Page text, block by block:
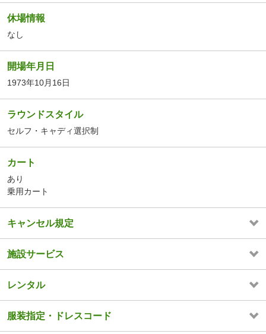
休場情報
なし
開場年月日
1973年10月16日
ラウンドスタイル
セルフ・キャディ選択制
カート
あり
乗用カート
キャンセル規定
施設サービス
レンタル
服装指定・ドレスコード